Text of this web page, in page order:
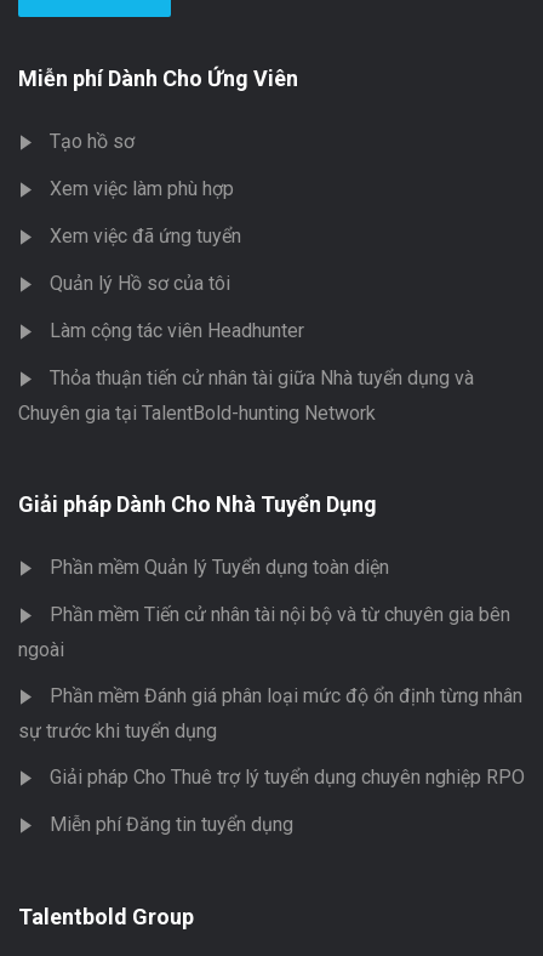
Miễn phí Dành Cho Ứng Viên
Tạo hồ sơ
Xem việc làm phù hợp
Xem việc đã ứng tuyển
Quản lý Hồ sơ của tôi
Làm cộng tác viên Headhunter
Thỏa thuận tiến cử nhân tài giữa Nhà tuyển dụng và
Chuyên gia tại TalentBold-hunting Network
Giải pháp Dành Cho Nhà Tuyển Dụng
Phần mềm Quản lý Tuyển dụng toàn diện
Phần mềm Tiến cử nhân tài nội bộ và từ chuyên gia bên
ngoài
Phần mềm Đánh giá phân loại mức độ ổn định từng nhân
sự trước khi tuyển dụng
Giải pháp Cho Thuê trợ lý tuyển dụng chuyên nghiệp RPO
Miễn phí Đăng tin tuyển dụng
Talentbold Group